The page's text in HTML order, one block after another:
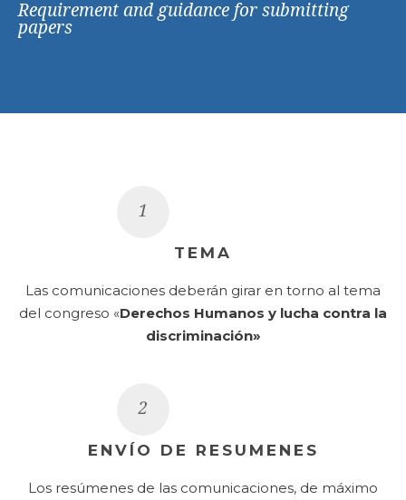
Requirement and guidance for submitting
papers
TEMA
Las comunicaciones deberán girar en torno al tema
del congreso «Derechos Humanos y lucha contra la
discriminación»
ENVÍO DE RESUMENES
Los resúmenes de las comunicaciones, de máximo